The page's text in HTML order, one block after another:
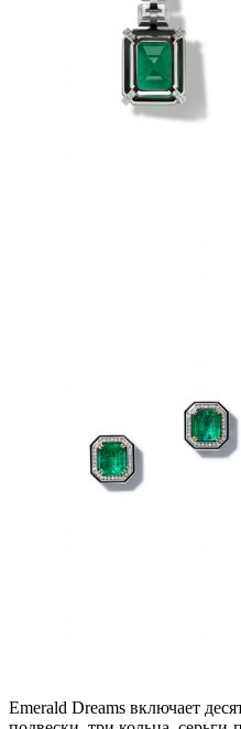
Emerald Dreams включает